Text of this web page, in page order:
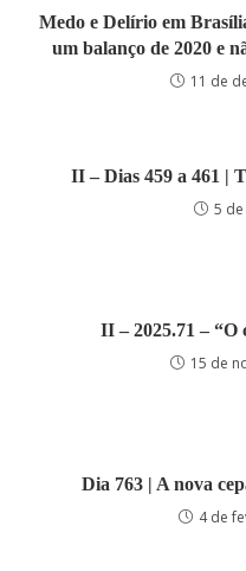
Medo e Delírio em
um balanço de 2020 e
11 de
II – Dias 459 a 461 |
5
II – 2025.71 – “O
15 de
Dia 763 | A nova
4 de